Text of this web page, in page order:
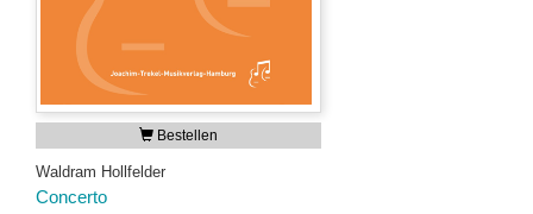
Bestellen
Waldram Hollfelder
Concerto